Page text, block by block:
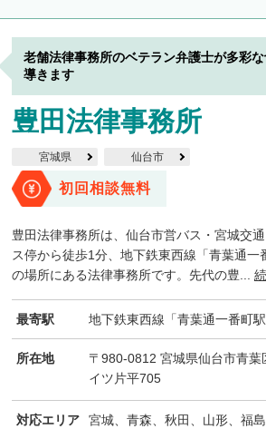
老舗法律事務所のベテラン弁護士が多彩
導きます
豊田法律事務所
宮城県 仙台市
初回相談無料
豊田法律事務所は、仙台市営バス・宮城交
ス停から徒歩1分、地下鉄東西線「青葉通一
の場所にある法律事務所です。先代の豊...
最寄駅 地下鉄東西線「青葉通一番町
所在地
〒980-0812 宮城県仙台市青
イツ片平705
対応エリア 宮城、青森、秋田、山形、福島